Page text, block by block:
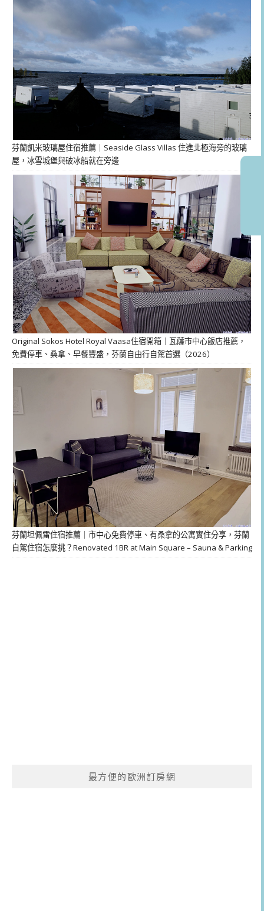
芬蘭凱米玻璃屋住宿推薦｜Seaside Glass Villas 住進北極海旁的玻璃
屋，冰雪城堡與破冰船就在旁邊
Original Sokos Hotel Royal Vaasa住宿開箱｜瓦薩市中心飯店推薦，
免費停車、桑拿、早餐豐盛，芬蘭自由行自駕首選（2026）
芬蘭坦佩雷住宿推薦｜市中心免費停車、有桑拿的公寓實住分享，芬蘭
自駕住宿怎麼挑？Renovated 1BR at Main Square – Sauna & Parking
最方便的歐洲訂房網